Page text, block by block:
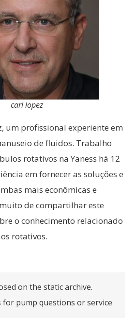
carl lopez
um profissional experiente em
de fluidos. Trabalho
rotativos na Yaness há 12
em fornecer as soluções e
mais econômicas e
de compartilhar este
o conhecimento relacionado
rotativos.
on the static archive.
for pump questions or service